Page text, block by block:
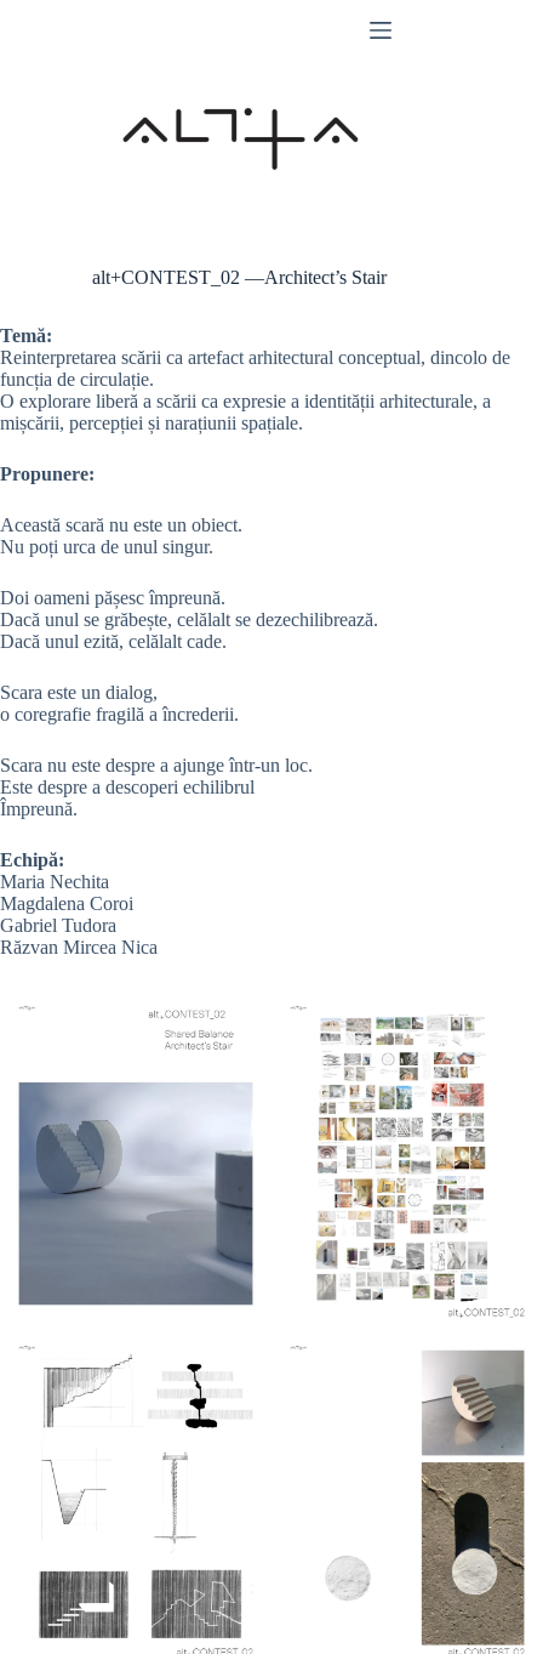
alt+CONTEST_02 —Architect’s Stair
Temă:
Reinterpretarea scării ca artefact arhitectural conceptual, dincolo de
funcția de circulație.
O explorare liberă a scării ca expresie a identității arhitecturale, a
mișcării, percepției și narațiunii spațiale.
Propunere:
Această scară nu este un obiect.
Nu poți urca de unul singur.
Doi oameni pășesc împreună.
Dacă unul se grăbește, celălalt se dezechilibrează.
Dacă unul ezită, celălalt cade.
Scara este un dialog,
o coregrafie fragilă a încrederii.
Scara nu este despre a ajunge într-un loc.
Este despre a descoperi echilibrul
Împreună.
Echipă:
Maria Nechita
Magdalena Coroi
Gabriel Tudora
Răzvan Mircea Nica